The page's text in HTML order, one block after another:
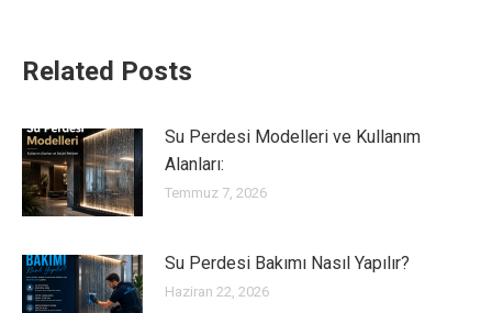
Related Posts
Su Perdesi Modelleri ve Kullanım
Alanları:
Temmuz 7, 2026
Su Perdesi Bakımı Nasıl Yapılır?
Haziran 22, 2026